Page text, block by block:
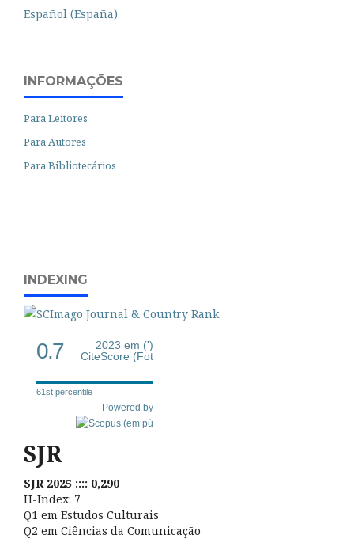
Español (España)
INFORMAÇÕES
Para Leitores
Para Autores
Para Bibliotecários
INDEXING
0.7
2023 em (')
CiteScore (Fot
61st percentile
Powered by
SJR
SJR 2025 :::: 0,290
H-Index: 7
Q1 em Estudos Culturais
Q2 em Ciências da Comunicação